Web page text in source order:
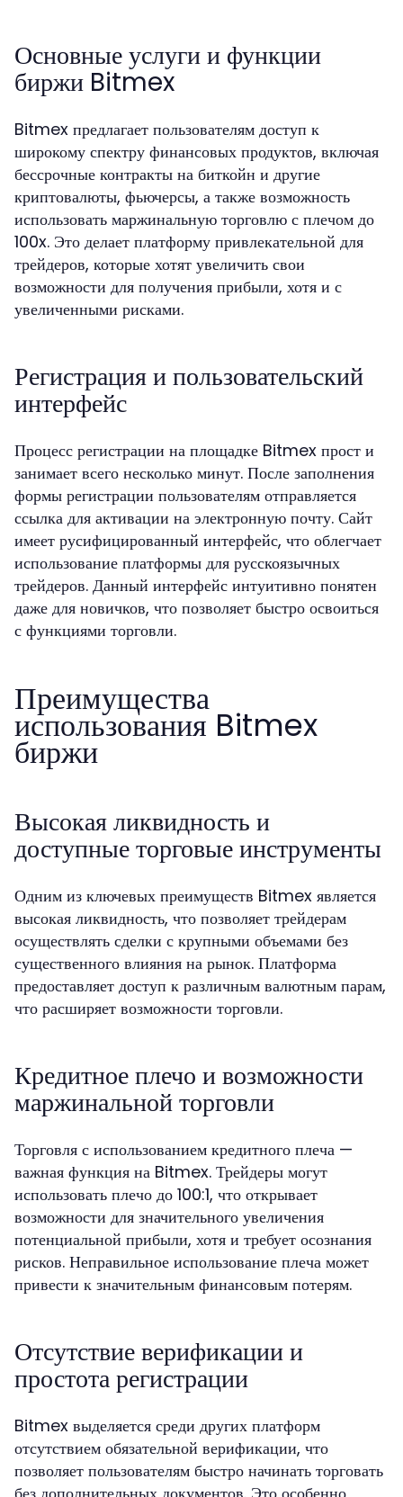
Основные услуги и функции
биржи Bitmex
Bitmex предлагает пользователям доступ к
широкому спектру финансовых продуктов, включая
бессрочные контракты на биткойн и другие
криптовалюты, фьючерсы, а также возможность
использовать маржинальную торговлю с плечом до
100x. Это делает платформу привлекательной для
трейдеров, которые хотят увеличить свои
возможности для получения прибыли, хотя и с
увеличенными рисками.
Регистрация и пользовательский
интерфейс
Процесс регистрации на площадке Bitmex прост и
занимает всего несколько минут. После заполнения
формы регистрации пользователям отправляется
ссылка для активации на электронную почту. Сайт
имеет русифицированный интерфейс, что облегчает
использование платформы для русскоязычных
трейдеров. Данный интерфейс интуитивно понятен
даже для новичков, что позволяет быстро освоиться
с функциями торговли.
Преимущества
использования Bitmex
биржи
Высокая ликвидность и
доступные торговые инструменты
Одним из ключевых преимуществ Bitmex является
высокая ликвидность, что позволяет трейдерам
осуществлять сделки с крупными объемами без
существенного влияния на рынок. Платформа
предоставляет доступ к различным валютным парам,
что расширяет возможности торговли.
Кредитное плечо и возможности
маржинальной торговли
Торговля с использованием кредитного плеча —
важная функция на Bitmex. Трейдеры могут
использовать плечо до 100:1, что открывает
возможности для значительного увеличения
потенциальной прибыли, хотя и требует осознания
рисков. Неправильное использование плеча может
привести к значительным финансовым потерям.
Отсутствие верификации и
простота регистрации
Bitmex выделяется среди других платформ
отсутствием обязательной верификации, что
позволяет пользователям быстро начинать торговать